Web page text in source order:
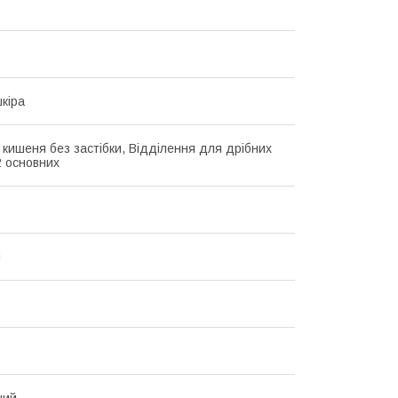
без застібки, Відділення для дрібних
основних